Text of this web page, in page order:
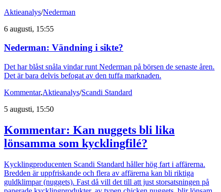
Aktieanalys/Nederman
6 augusti, 15:55
Nederman: Vändning i sikte?
Det har blåst snåla vindar runt Nederman på börsen de senaste åren.
Det är bara delvis befogat av den tuffa marknaden.
Kommentar,Aktieanalys/Scandi Standard
5 augusti, 15:50
Kommentar: Kan nuggets bli lika
lönsamma som kycklingfilé?
Kycklingproducenten Scandi Standard håller hög fart i affärerna.
Bredden är uppfriskande och flera av affärerna kan bli riktiga
guldklimpar (nuggets). Fast då vill det till att just storsatsningen på